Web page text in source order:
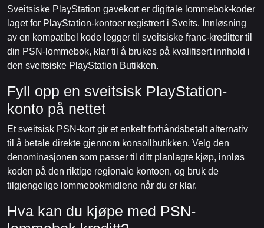
Sveitsiske PlayStation gavekort er digitale lommebok-koder
laget for PlayStation-kontoer registrert i Sveits. Innløsning
av en kompatibel kode legger til sveitsiske franc-kreditter til
din PSN-lommebok, klar til å brukes på kvalifisert innhold i
den sveitsiske PlayStation Butikken.
Fyll opp en sveitsisk PlayStation-
konto på nettet
Et sveitsisk PSN-kort gir et enkelt forhåndsbetalt alternativ
til å betale direkte gjennom konsollbutikken. Velg den
denominasjonen som passer til ditt planlagte kjøp, innløs
koden på den riktige regionale kontoen, og bruk de
tilgjengelige lommebokmidlene når du er klar.
Hva kan du kjøpe med PSN-